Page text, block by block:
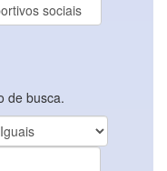
de busca.